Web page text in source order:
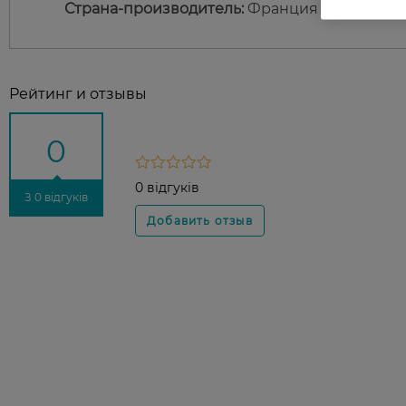
Страна-производитель: Франция
Рейтинг и отзывы
0
З 0 відгуків
0 відгуків